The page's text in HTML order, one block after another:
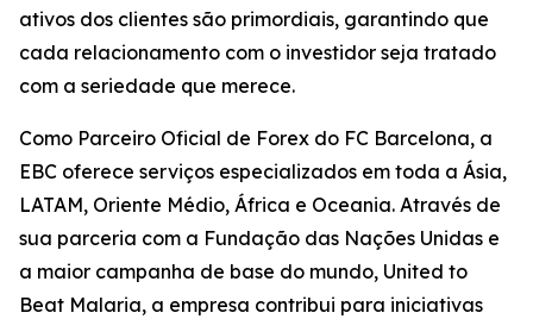
ativos dos clientes são primordiais, garantindo que
cada relacionamento com o investidor seja tratado
com a seriedade que merece.
Como Parceiro Oficial de Forex do FC Barcelona, a
EBC oferece serviços especializados em toda a Ásia,
LATAM, Oriente Médio, África e Oceania. Através de
sua parceria com a Fundação das Nações Unidas e
a maior campanha de base do mundo, United to
Beat Malaria, a empresa contribui para iniciativas